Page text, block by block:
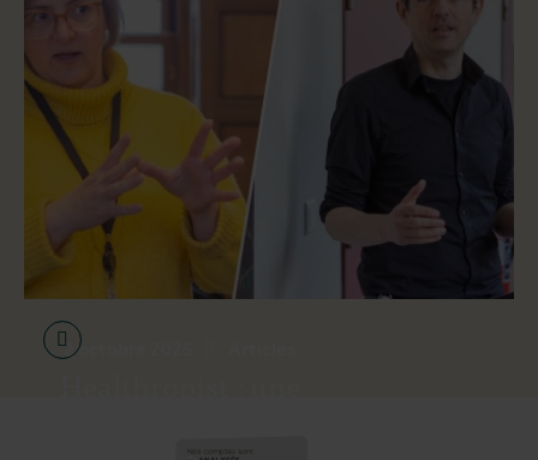
2 octobre 2025